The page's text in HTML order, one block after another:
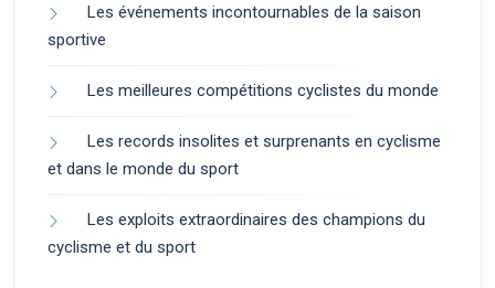
Les événements incontournables de la saison
sportive
Les meilleures compétitions cyclistes du monde
Les records insolites et surprenants en cyclisme
et dans le monde du sport
Les exploits extraordinaires des champions du
cyclisme et du sport